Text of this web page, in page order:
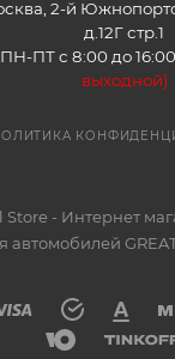
2-й
д.12Г стр.1
ПН-ПТ с 8:00 до 16:00
выходной)
- Интернет
автомобилей